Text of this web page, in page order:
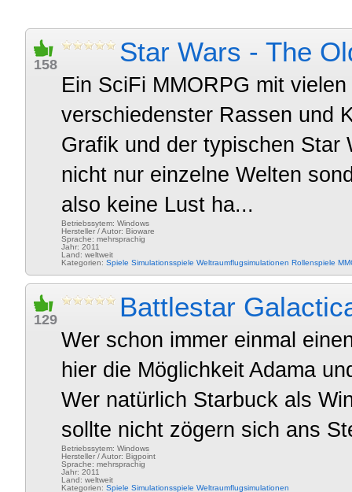
158 Star Wars - The
Ein SciFi MMORPG mit
verschiedenster Rassen und
Grafik und der typischen Star
nicht nur einzelne Welten
also keine Lust ha...
Betriebssytem: Windows
Hersteller / Autor: Bioware
Sprache: mehrsprachig
Jahr: 2011
Land: weltweit
Kategorien: Spiele Simulationsspiele Weltraumflugsimulationen Rollenspiele
129 Battlestar
Wer schon immer einmal
hier die Möglichkeit Adama
Wer natürlich Starbuck als
sollte nicht zögern sich ans
Betriebssytem: Windows
Hersteller / Autor: Bigpoint
Sprache: mehrsprachig
Jahr: 2011
Land: weltweit
Kategorien: Spiele Simulationsspiele Weltraumflugsimulationen